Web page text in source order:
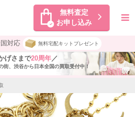
無料査定
お申し込み
対応 無料宅配キットプレゼント
げさまで20周年／
街、渋谷から日本全国の買取受付中！